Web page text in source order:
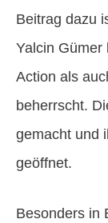
Beitrag dazu
Yalcin Gümer
Action als
beherrscht.
gemacht und
geöffnet.
Besonders in